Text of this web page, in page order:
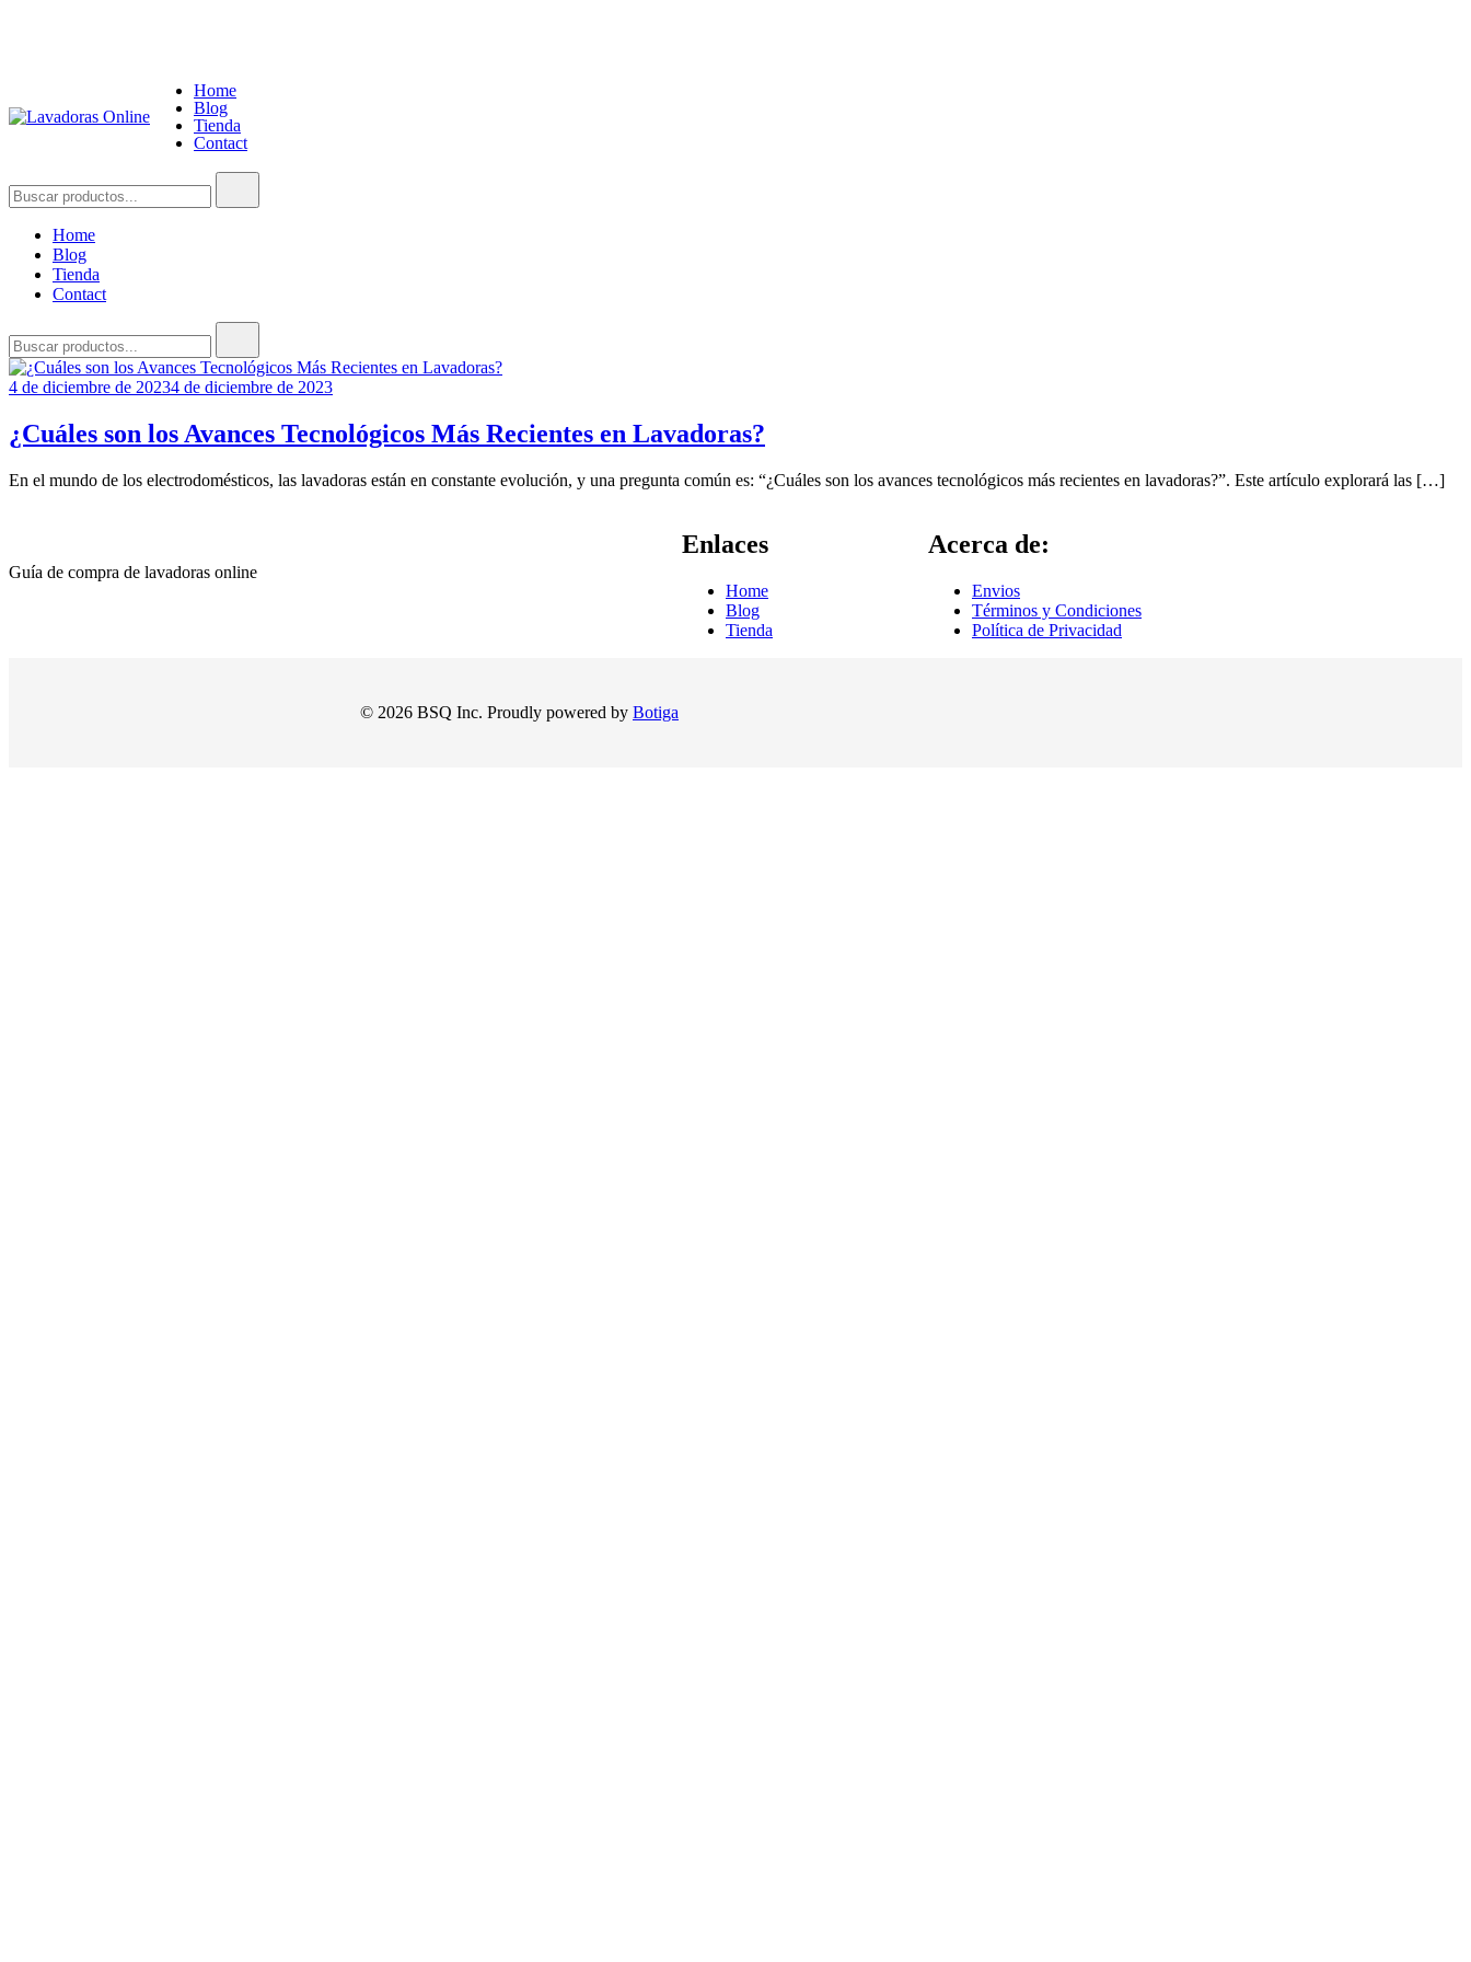
contenido
Guía de compra de lavadoras online
Home
Blog
Tienda
Contact
Home
Blog
Tienda
Contact
4 de diciembre de 20234 de diciembre de 2023
¿Cuáles son los Avances Tecnológicos Más Recientes en Lavadoras?
En el mundo de los electrodomésticos, las lavadoras están en constante evolución, y una pregunta común es: “¿Cuáles son los avances tecnológicos más recientes en lavadoras?”. Este artículo explorará las […]
Guía de compra de lavadoras online
Enlaces
Home
Blog
Tienda
Acerca de:
Envios
Términos y Condiciones
Política de Privacidad
© 2026 BSQ Inc. Proudly powered by Botiga